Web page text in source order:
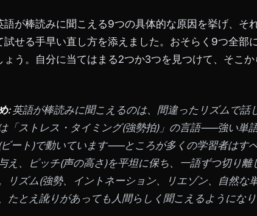
語が棒読みに聞こえる9つの具体的な原因を挙げ、そ
試せる手早い直し方を添えました。おそらく9つ全部
ょう。自分に当てはまる2つか3つを見つけて、そこか
:英語が棒読みに聞こえるのは、間違ったリズムで話
「ストレス・タイミング(強勢拍)」の言語——強い単
ート)で動いています——ところが多くの学習者はす
え、ピッチ(声の高さ)を平坦に保ち、一語ずつ切り離
リズム(強勢、イントネーション、リエゾン、自然な
たとえ訛りがあっても人間らしく聞こえるようになり